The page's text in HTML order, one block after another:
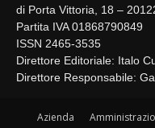
di Porta Vittoria, 18 –
Partita IVA 01868790849
ISSN 2465-3535
Direttore Editoriale: Italo
Direttore Responsabile:
Azienda